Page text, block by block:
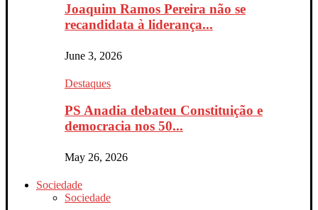
Joaquim Ramos Pereira não se
recandidata à liderança...
June 3, 2026
Destaques
PS Anadia debateu Constituição e
democracia nos 50...
May 26, 2026
Sociedade
Sociedade